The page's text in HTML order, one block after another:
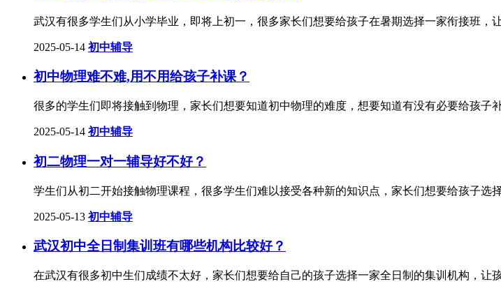
武汉有很多学生们从小学毕业，即将上初一，很多家长们想要给孩子在暑期选择一家衔接班
2025-05-14 初中辅导
初中物理难不难,用不用给孩子补课？
很多的学生们即将接触到物理，家长们想要知道初中物理的难度，想要知道有没有必要给孩子
2025-05-14 初中辅导
初二物理一对一辅导好不好？
学生们从初二开始接触物理课程，很多学生们难以接受各种新的知识点，家长们想要给孩子选
2025-05-13 初中辅导
武汉初中全日制集训班有哪些机构比较好？
在武汉有很多初中生们成绩不太好，家长们想要给自己的孩子选择一家全日制的集训机构，